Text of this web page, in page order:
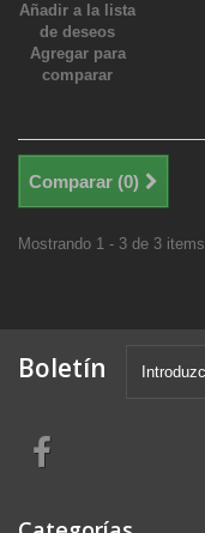
Añadir a la lista
de deseos
Agregar para
comparar
Comparar (0)
Mostrando 1 - 3 de 3 items
Boletín